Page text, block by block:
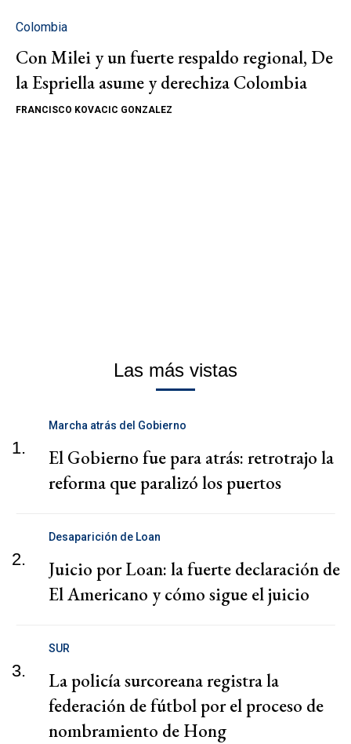
Colombia
Con Milei y un fuerte respaldo regional, De
la Espriella asume y derechiza Colombia
FRANCISCO KOVACIC GONZALEZ
Las más vistas
1.
Marcha atrás del Gobierno
El Gobierno fue para atrás: retrotrajo la
reforma que paralizó los puertos
2.
Desaparición de Loan
Juicio por Loan: la fuerte declaración de
El Americano y cómo sigue el juicio
3.
SUR
La policía surcoreana registra la
federación de fútbol por el proceso de
nombramiento de Hong